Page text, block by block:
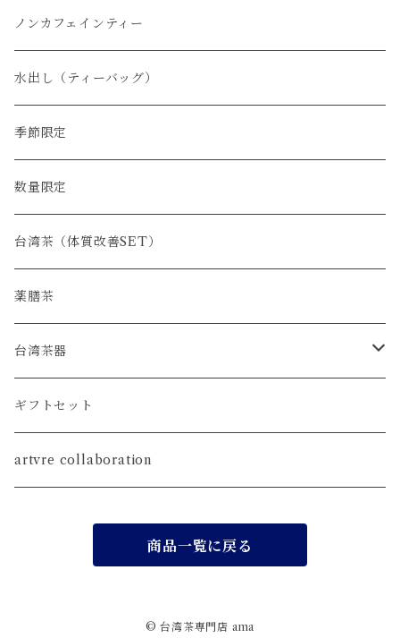
白茶
ノンカフェインティー
水出し（ティーバッグ）
季節限定
数量限定
台湾茶（体質改善SET）
薬膳茶
台湾茶器
SET
茶壺
ギフトセット
artvre collaboration
商品一覧に戻る
© 台湾茶専門店 ama